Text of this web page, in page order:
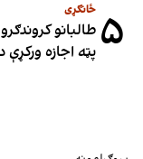
۵ ځانګړی
طالبانو
پټه اجازه ورکړې